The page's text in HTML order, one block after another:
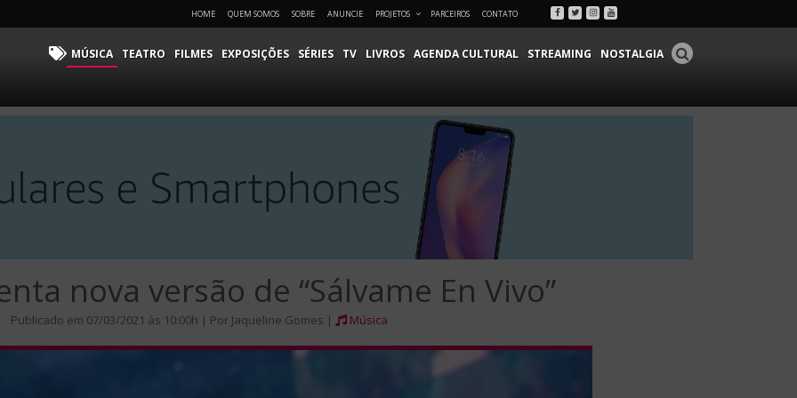
HOME QUEM SOMOS SOBRE ANUNCIE PROJETOS PARCEIROS CONTATO Facebook
Twitter
Instagram
Youtube
MÚSICA TEATRO FILMES EXPOSIÇÕES SÉRIES TV LIVROS AGENDA CULTURAL STREAMING NOSTALGIA
nova versão de “Sálvame En Vivo”
Publicado em 07/03/2021 às 10:00h | Por Jaqueline Gomes | Música